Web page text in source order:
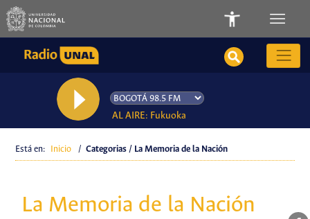
AL AIRE: Fukuoka
Está en: Inicio / Categorias / La Memoria de la Nación
La Memoria de la Nación